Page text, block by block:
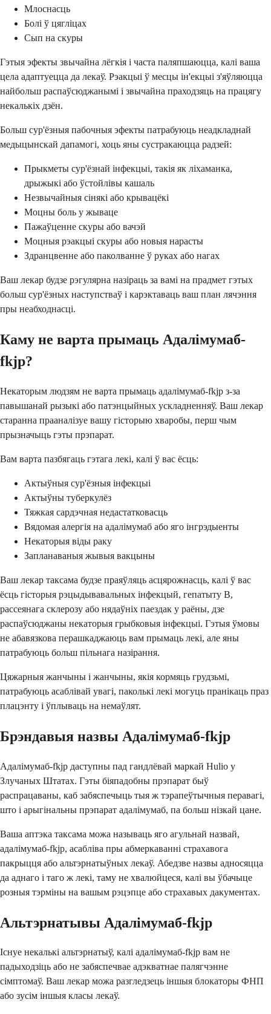
Млоснасць
Болі ў цягліцах
Сып на скуры
Гэтыя эфекты звычайна лёгкія і часта паляпшаюцца, калі ваша
цела адаптуецца да лекаў. Рэакцыі ў месцы ін'екцыі з'яўляюцца
найбольш распаўсюджанымі і звычайна праходзяць на працягу
некалькіх дзён.
Больш сур'ёзныя пабочныя эфекты патрабуюць неадкладнай
медыцынскай дапамогі, хоць яны сустракаюцца радзей:
Прыкметы сур'ёзнай інфекцыі, такія як ліхаманка,
дрыжыкі або ўстойлівы кашаль
Незвычайныя сінякі або крывацёкі
Моцны боль у жываце
Пажаўценне скуры або вачэй
Моцныя рэакцыі скуры або новыя нарасты
Здранцвенне або паколванне ў руках або нагах
Ваш лекар будзе рэгулярна назіраць за вамі на прадмет гэтых
больш сур'ёзных наступстваў і карэктаваць ваш план лячэння
пры неабходнасці.
Каму не варта прымаць Адалімумаб-
fkjp?
Некаторым людзям не варта прымаць адалімумаб-fkjp з-за
павышанай рызыкі або патэнцыйных ускладненняў. Ваш лекар
старанна прааналізуе вашу гісторыю хваробы, перш чым
прызначыць гэты прэпарат.
Вам варта пазбягаць гэтага лекі, калі ў вас ёсць:
Актыўныя сур'ёзныя інфекцыі
Актыўны туберкулёз
Тяжкая сардэчная недастатковасць
Вядомая алергія на адалімумаб або яго інгрэдыенты
Некаторыя віды раку
Запланаваныя жывыя вакцыны
Ваш лекар таксама будзе праяўляць асцярожнасць, калі ў вас
ёсць гісторыя рэцыдывавальных інфекцый, гепатыту B,
рассеянага склерозу або нядаўніх паездак у раёны, дзе
распаўсюджаны некаторыя грыбковыя інфекцыі. Гэтыя ўмовы
не абавязкова перашкаджаюць вам прымаць лекі, але яны
патрабуюць больш пільнага назірання.
Цяжарныя жанчыны і жанчыны, якія кормяць грудзьмі,
патрабуюць асаблівай увагі, паколькі лекі могуць пранікаць праз
плацэнту і ўплываць на немаўлят.
Брэндавыя назвы Адалімумаб-fkjp
Адалімумаб-fkjp даступны пад гандлёвай маркай Hulio у
Злучаных Штатах. Гэты біяпадобны прэпарат быў
распрацаваны, каб забяспечыць тыя ж тэрапеўтычныя перавагі,
што і арыгінальны прэпарат адалімумаб, па больш нізкай цане.
Ваша аптэка таксама можа называць яго агульнай назвай,
адалімумаб-fkjp, асабліва пры абмеркаванні страхавога
пакрыцця або альтэрнатыўных лекаў. Абедзве назвы адносяцца
да аднаго і таго ж лекі, таму не хвалюйцеся, калі вы ўбачыце
розныя тэрміны на вашым рэцэпце або страхавых дакументах.
Альтэрнатывы Адалімумаб-fkjp
Існуе некалькі альтэрнатыў, калі адалімумаб-fkjp вам не
падыходзіць або не забяспечвае адэкватнае палягчэнне
сімптомаў. Ваш лекар можа разгледзець іншыя блокаторы ФНП
або зусім іншыя класы лекаў.